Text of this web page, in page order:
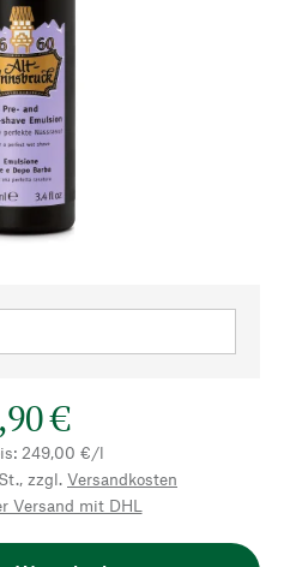
€
249,00 €/l
zzgl. Versandkosten
Versand mit DHL